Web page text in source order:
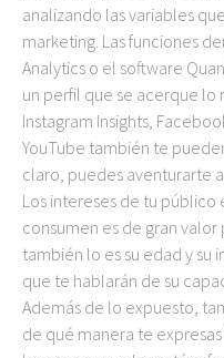
analizando las variables
marketing. Las funciones
Analytics o el software
un perfil que se acerque lo
Instagram Insights,
YouTube también te
claro, puedes aventurarte
Los intereses de tu
consumen es de gran
también lo es su edad y su
que te hablarán de su
Además de lo expuesto,
de qué manera te